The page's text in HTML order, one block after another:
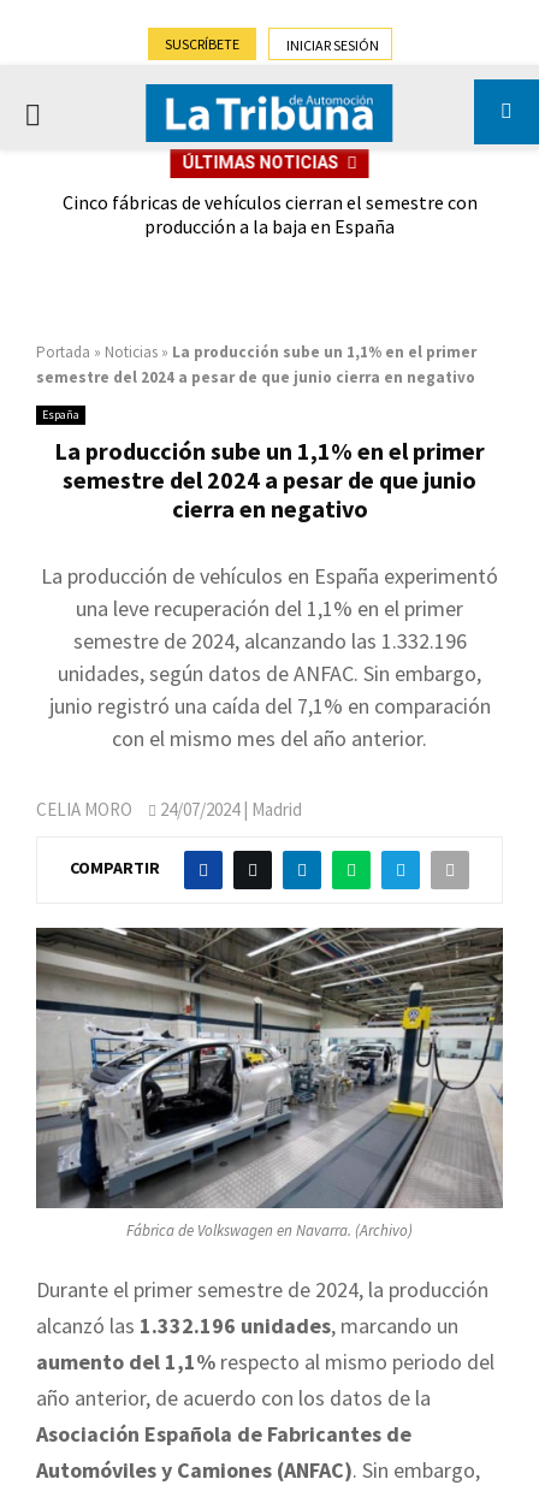
SUSCRÍBETE INICIAR SESIÓN
PRIMARY
ÚLTIMAS NOTICIAS
Cinco fábricas de vehículos cierran el semestre con
producción a la baja en España
Portada » Noticias » La producción sube un 1,1% en el primer
semestre del 2024 a pesar de que junio cierra en negativo
España
La producción sube un 1,1% en el primer
semestre del 2024 a pesar de que junio
cierra en negativo
La producción de vehículos en España experimentó
una leve recuperación del 1,1% en el primer
semestre de 2024, alcanzando las 1.332.196
unidades, según datos de ANFAC. Sin embargo,
junio registró una caída del 7,1% en comparación
con el mismo mes del año anterior.
CELIA MORO 24/07/2024| Madrid
COMPARTIR
Fábrica de Volkswagen en Navarra. (Archivo)
Durante el primer semestre de 2024, la producción
alcanzó las 1.332.196 unidades, marcando un
aumento del 1,1% respecto al mismo periodo del
año anterior, de acuerdo con los datos de la
Asociación Española de Fabricantes de
Automóviles y Camiones (ANFAC). Sin embargo,